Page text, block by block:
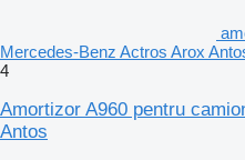
Mercedes-Benz Actros Arox
4
Amortizor A960 pentru
Antos